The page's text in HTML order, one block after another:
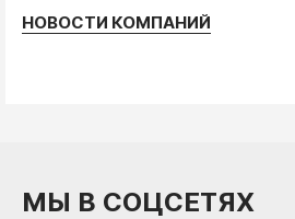
НОВОСТИ КОМПАНИЙ
МЫ В СОЦСЕТЯХ